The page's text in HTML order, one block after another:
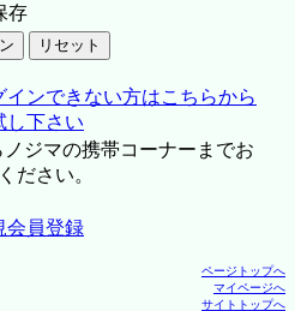
存
ンできない方はこちらから
し下さい
ジマの携帯コーナーまでお
ださい。
会員登録
ページトップへ
マイページへ
サイトトップへ